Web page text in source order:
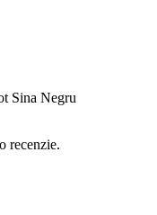
Sina Negru
recenzie.